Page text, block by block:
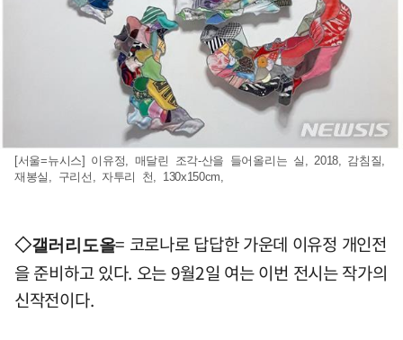
[서울=뉴시스] 이유정, 매달린 조각-산을 들어올리는 실, 2018, 감침질,
재봉실, 구리선, 자투리 천, 130x150cm,
◇갤러리도올= 코로나로 답답한 가운데 이유정 개인전
을 준비하고 있다. 오는 9월2일 여는 이번 전시는 작가의
신작전이다.